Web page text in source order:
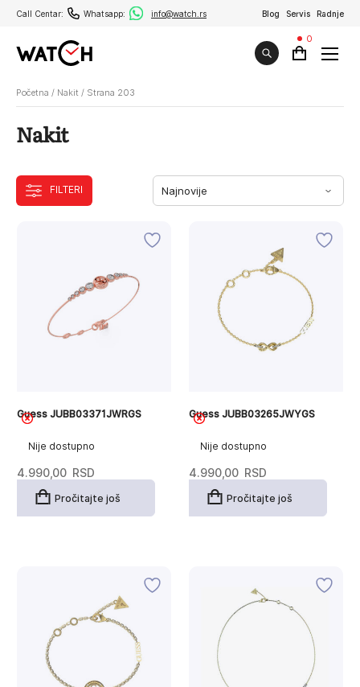
Call Centar: Whatsapp: info@watch.rs Blog Servis Radnje
0
Početna / Nakit / Strana 203
Nakit
FILTERI
Nije dostupno
Guess JUBB03371JWRGS
4.990,00 RSD
Pročitajte još
Nije dostupno
Guess JUBB03265JWYGS
4.990,00 RSD
Pročitajte još